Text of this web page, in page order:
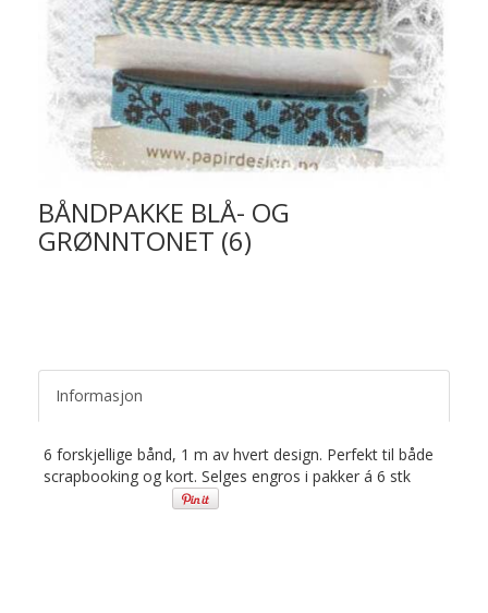
BÅNDPAKKE BLÅ- OG
GRØNNTONET (6)
Informasjon
6 forskjellige bånd, 1 m av hvert design. Perfekt til både
scrapbooking og kort. Selges engros i pakker á 6 stk